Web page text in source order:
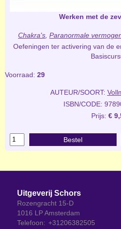
Werken met de
Chakra's Paranormale
Oefeningen ter activering van de
Voorraad: 29
AUTEUR/SOORT:
ISBN/CODE:
Prijs: €
Bestel
Uitgeverij Schors
Rozengracht 15-D
1016 LP Amsterdam
Telefoon: +31206382505